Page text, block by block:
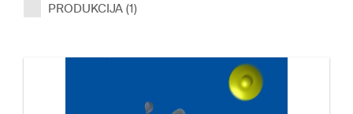
PRODUKCIJA (1)